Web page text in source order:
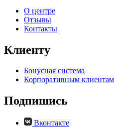
О центре
Отзывы
Контакты
Клиенту
Бонусная система
Корпоративным клиентам
Подпишись
Вконтакте